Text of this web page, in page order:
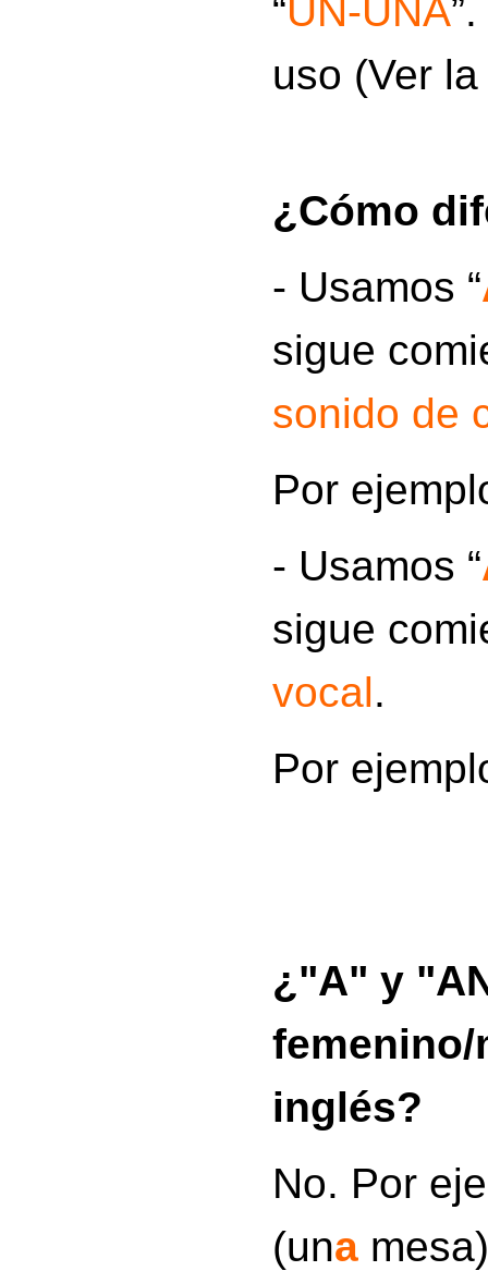
“UN-UNA”.
uso (Ver
¿Cómo
- Usamos “
sigue
sonido de
Por
- Usamos “
sigue
vocal.
Por
¿"A" y
inglés?
No. Por
(una